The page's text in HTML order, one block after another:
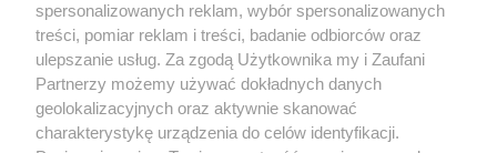
spersonalizowanych reklam, wybór spersonalizowanych
treści, pomiar reklam i treści, badanie odbiorców oraz
ulepszanie usług. Za zgodą Użytkownika my i Zaufani
Partnerzy możemy używać dokładnych danych
geolokalizacyjnych oraz aktywnie skanować
charakterystykę urządzenia do celów identyfikacji.